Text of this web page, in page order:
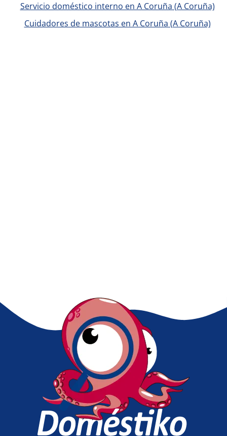
Servicio doméstico interno en A Coruña (A Coruña)
Cuidadores de mascotas en A Coruña (A Coruña)